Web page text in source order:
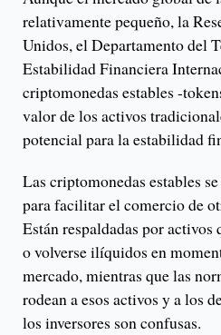
relativamente pequeño, la
Unidos, el Departamento del
Estabilidad Financiera
criptomonedas estables -
valor de los activos
potencial para la estabilidad
Las criptomonedas estables
para facilitar el comercio de
Están respaldadas por
o volverse ilíquidos en
mercado, mientras que las
rodean a esos activos y a los
los inversores son confusas.